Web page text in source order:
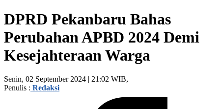
DPRD Pekanbaru Bahas
Perubahan APBD 2024 Demi
Kesejahteraan Warga
Senin, 02 September 2024 | 21:02 WIB,
Penulis : Redaksi